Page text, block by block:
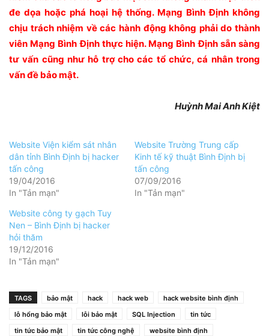
đe dọa hoặc phá hoại hệ thống. Mạng Bình Định không
chịu trách nhiệm về các hành động không phải do thành
viên Mạng Bình Định thực hiện. Mạng Bình Định sẵn sàng
tư vấn cũng như hỗ trợ cho các tổ chức, cá nhân trong
vấn đề bảo mật.
Huỳnh Mai Anh Kiệt
Website Viện kiểm sát nhân
dân tỉnh Bình Định bị hacker
tấn công
19/04/2016
In "Tản mạn"
Website Trường Trung cấp
Kinh tế kỹ thuật Bình Định bị
tấn công
07/09/2016
In "Tản mạn"
Website công ty gạch Tuy
Nen – Bình Định bị hacker
hỏi thăm
19/12/2016
In "Tản mạn"
TAGS bảo mật hack hack web
hack website bình định
lỗ hổng bảo mật
lỗi bảo mật SQL Injection
tin tức
tin tức bảo mật
tin tức công nghệ website bình định